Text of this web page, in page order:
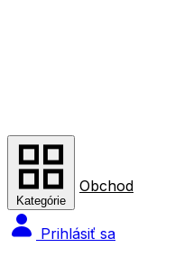
Kategórie
Obchod
Prihlásiť sa